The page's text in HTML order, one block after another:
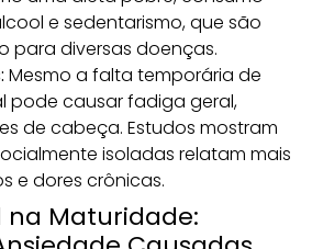
e sedentarismo, que são
para diversas doenças.
Mesmo a falta temporária de
pode causar fadiga geral,
de cabeça. Estudos mostram
isoladas relatam mais
e dores crônicas.
na Maturidade: